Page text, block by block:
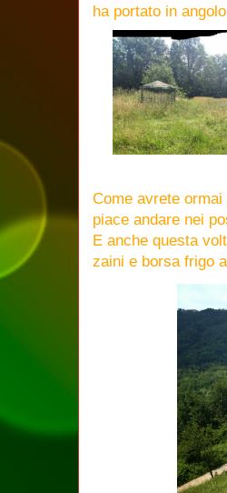
ha portato in
Come avrete
piace andare nei
E anche questa
zaini e borsa frigo